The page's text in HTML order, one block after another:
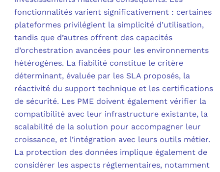
fonctionnalités varient significativement : certaines
plateformes privilégient la simplicité d’utilisation,
tandis que d’autres offrent des capacités
d’orchestration avancées pour les environnements
hétérogènes. La fiabilité constitue le critère
déterminant, évaluée par les SLA proposés, la
réactivité du support technique et les certifications
de sécurité. Les PME doivent également vérifier la
compatibilité avec leur infrastructure existante, la
scalabilité de la solution pour accompagner leur
croissance, et l’intégration avec leurs outils métier.
La protection des données implique également de
considérer les aspects réglementaires, notamment